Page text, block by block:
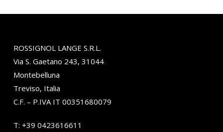
ROSSIGNOL LANGE S.R.L.
Via S. Gaetano 243, 31044
Montebelluna
Treviso, Italia
C.F. – P.IVA IT 00351680079
T: +39 0423616611